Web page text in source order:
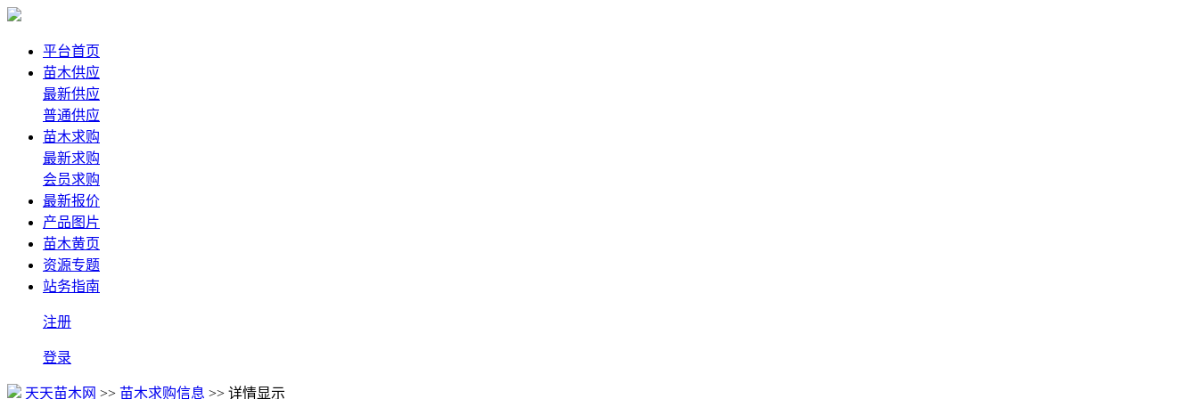
平台首页
苗木供应
最新供应
普通供应
苗木求购
最新求购
会员求购
最新报价
产品图片
苗木黄页
资源专题
站务指南
注册
登录
天天苗木网 >> 苗木求购信息 >> 详情显示